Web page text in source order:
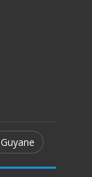
Guyane